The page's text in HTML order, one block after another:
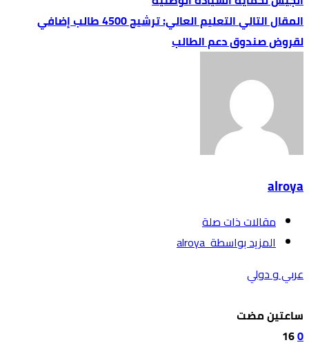
التعليم العالي: ترشيح 4500 طالب إضافي
لقروض صندوق دعم الطالب
alroya
‫مقالات ذات صلة‬
‫‫المزيد بواسطة‬ ‬ alroya
عربي و دولي
‫‫‫‏‫ساعتين مضت‬
0
16